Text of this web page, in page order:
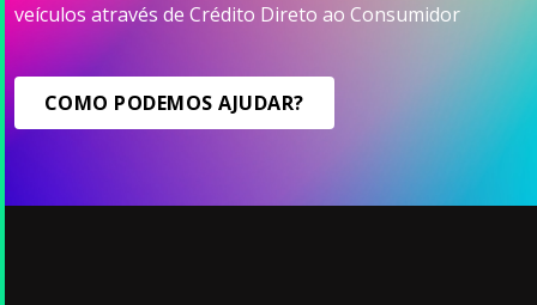
veículos através de Crédito Direto ao Consumidor
COMO PODEMOS AJUDAR?